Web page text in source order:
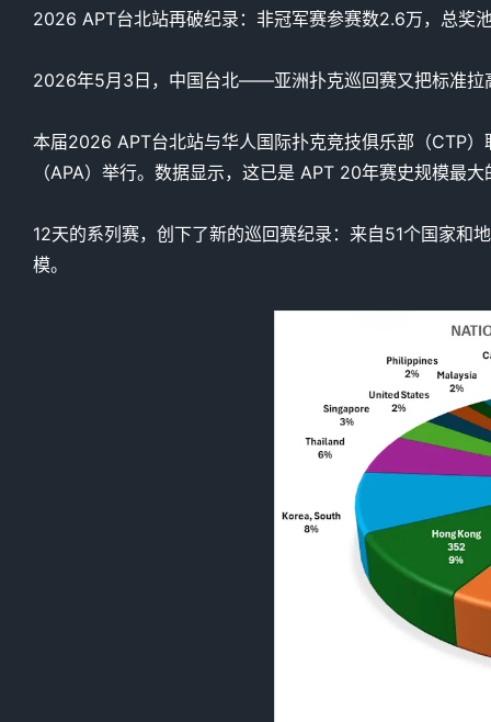
2026 APT台北站再破纪录：非冠军赛参赛数2.6万，总奖
2026年5月3日，中国台北——亚洲扑克巡回赛又把标准拉
本届2026 APT台北站与华人国际扑克竞技俱乐部（CTP
（APA）举行。数据显示，这已是 APT 20年赛史规模最
12天的系列赛，创下了新的巡回赛纪录：来自51个国家
模。